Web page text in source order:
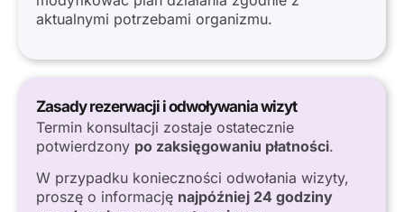
aktualnymi potrzebami organizmu.
Zasady rezerwacji i odwoływania wizyt
Termin konsultacji zostaje ostatecznie
potwierdzony po zaksięgowaniu płatności.
W przypadku konieczności odwołania wizyty,
proszę o informację najpóźniej 24 godziny